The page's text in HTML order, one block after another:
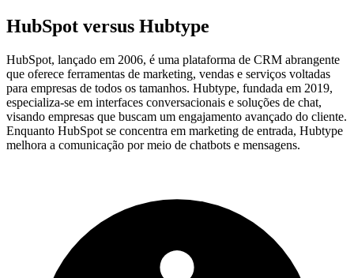
HubSpot versus Hubtype
HubSpot, lançado em 2006, é uma plataforma de CRM abrangente
que oferece ferramentas de marketing, vendas e serviços voltadas
para empresas de todos os tamanhos. Hubtype, fundada em 2019,
especializa-se em interfaces conversacionais e soluções de chat,
visando empresas que buscam um engajamento avançado do cliente.
Enquanto HubSpot se concentra em marketing de entrada, Hubtype
melhora a comunicação por meio de chatbots e mensagens.